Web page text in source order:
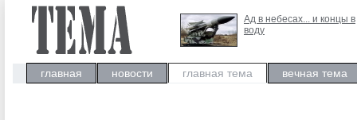
Ад в небесах... и концы в
воду
главная новости главная тема вечная тема